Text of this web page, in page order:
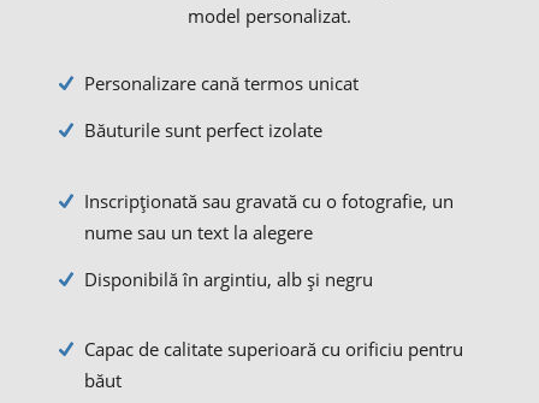
model personalizat.
Personalizare cană termos unicat
Băuturile sunt perfect izolate
Inscripționată sau gravată cu o fotografie, un
nume sau un text la alegere
Disponibilă în argintiu, alb și negru
Capac de calitate superioară cu orificiu pentru
băut